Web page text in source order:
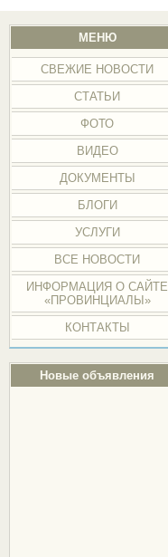
МЕНЮ
СВЕЖИЕ НОВОСТИ
СТАТЬИ
ФОТО
ВИДЕО
ДОКУМЕНТЫ
БЛОГИ
УСЛУГИ
ВСЕ НОВОСТИ
ИНФОРМАЦИЯ О САЙТЕ
«ПРОВИНЦИАЛЫ»
КОНТАКТЫ
Новые объявления